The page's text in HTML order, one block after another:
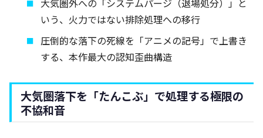
大気圏外への「システムパージ（退場処分）」と
いう、火力ではない排除処理への移行
圧倒的な落下の死線を「アニメの記号」で上書き
する、本作最大の認知歪曲構造
大気圏落下を「たんこぶ」で処理する極限の
不協和音